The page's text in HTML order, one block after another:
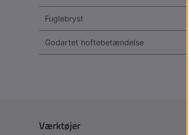
Fuglebryst
Godartet hoftebetændelse